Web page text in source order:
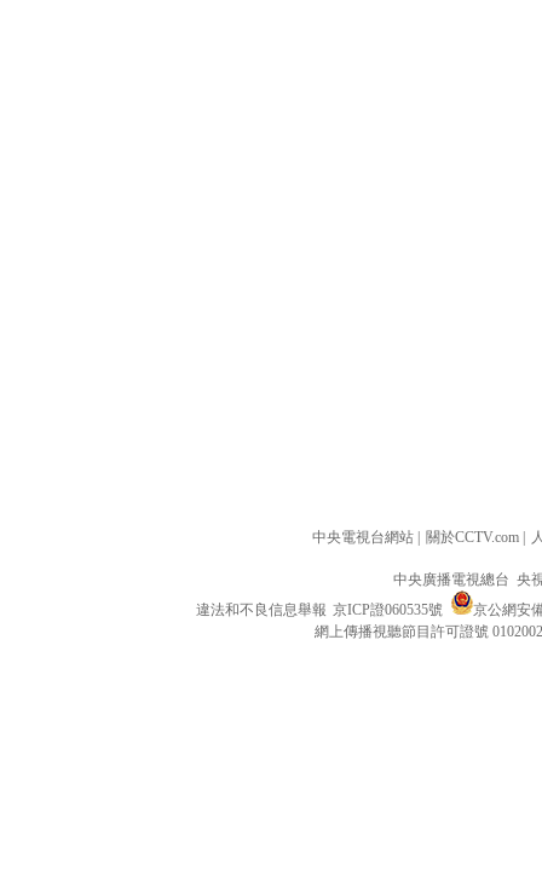
中央電視台網站 | 關於CCTV.com |
中央廣播電視總台 央
違法和不良信息舉報 京ICP證060535號
京公網安
網上傳播視聽節目許可證號